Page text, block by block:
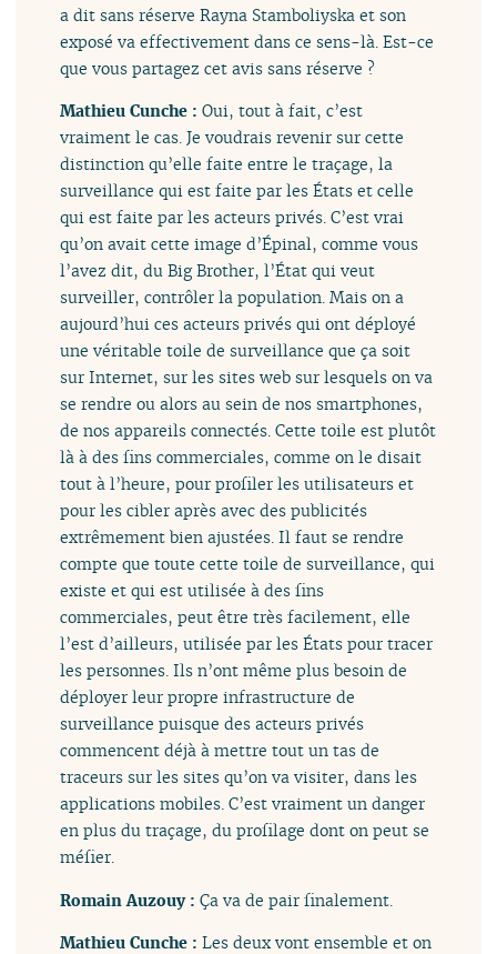
a dit sans réserve Rayna Stamboliyska et son
exposé va effectivement dans ce sens-là. Est-ce
que vous partagez cet avis sans réserve ?
Mathieu Cunche :Oui, tout à fait, c’est
vraiment le cas. Je voudrais revenir sur cette
distinction qu’elle faite entre le traçage, la
surveillance qui est faite par les États et celle
qui est faite par les acteurs privés. C’est vrai
qu’on avait cette image d’Épinal, comme vous
l’avez dit, du Big Brother, l’État qui veut
surveiller, contrôler la population. Mais on a
aujourd’hui ces acteurs privés qui ont déployé
une véritable toile de surveillance que ça soit
sur Internet, sur les sites web sur lesquels on va
se rendre ou alors au sein de nos smartphones,
de nos appareils connectés. Cette toile est plutôt
là à des fins commerciales, comme on le disait
tout à l’heure, pour profiler les utilisateurs et
pour les cibler après avec des publicités
extrêmement bien ajustées. Il faut se rendre
compte que toute cette toile de surveillance, qui
existe et qui est utilisée à des fins
commerciales, peut être très facilement, elle
l’est d’ailleurs, utilisée par les États pour tracer
les personnes. Ils n’ont même plus besoin de
déployer leur propre infrastructure de
surveillance puisque des acteurs privés
commencent déjà à mettre tout un tas de
traceurs sur les sites qu’on va visiter, dans les
applications mobiles. C’est vraiment un danger
en plus du traçage, du profilage dont on peut se
méfier.
Romain Auzouy :Ça va de pair finalement.
Mathieu Cunche :Les deux vont ensemble et on